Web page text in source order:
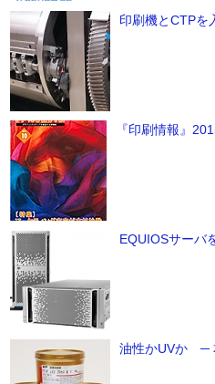
印刷機とCTPを
『印刷情報』
EQUIOSサーバ
油性かUVか ─